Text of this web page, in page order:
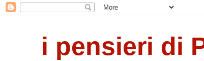
i pensieri di